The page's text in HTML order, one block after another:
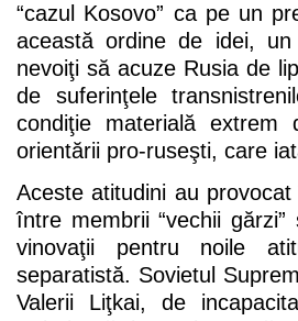
“cazul Kosovo” ca pe un
această ordine de idei,
nevoiţi să acuze Rusia de
de suferinţele
condiţie materială
orientării pro-ruseşti, care
Aceste atitudini au
între membrii “vechii
vinovaţii pentru noile
separatistă. Sovietul
Valerii Liţkai, de